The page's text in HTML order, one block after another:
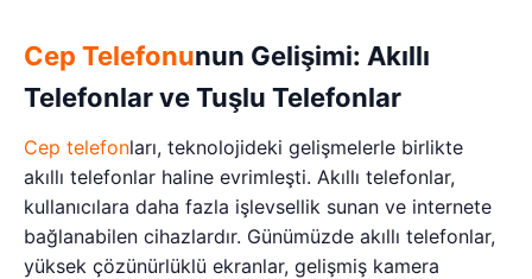
Cep Telefonunun Gelişimi: Akıllı
Telefonlar ve Tuşlu Telefonlar
Cep telefonları, teknolojideki gelişmelerle birlikte
akıllı telefonlar haline evrimleşti. Akıllı telefonlar,
kullanıcılara daha fazla işlevsellik sunan ve internete
bağlanabilen cihazlardır. Günümüzde akıllı telefonlar,
yüksek çözünürlüklü ekranlar, gelişmiş kamera